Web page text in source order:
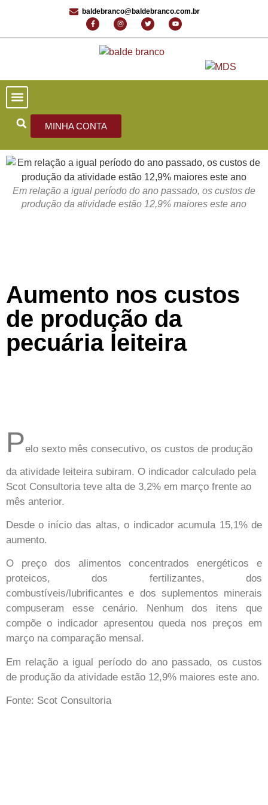
baldebranco@baldebranco.com.br
MINHA CONTA
Em relação a igual período do ano passado, os custos de
produção da atividade estão 12,9% maiores este ano
Aumento nos custos
de produção da
pecuária leiteira
Pelo sexto mês consecutivo, os custos de produção
da atividade leiteira subiram. O indicador calculado pela
Scot Consultoria teve alta de 3,2% em março frente ao
mês anterior.
Desde o início das altas, o indicador acumula 15,1% de
aumento.
O preço dos alimentos concentrados energéticos e
proteicos, dos fertilizantes, dos
combustíveis/lubrificantes e dos suplementos minerais
compuseram esse cenário. Nenhum dos itens que
compõe o indicador apresentou queda nos preços em
março na comparação mensal.
Em relação a igual período do ano passado, os custos
de produção da atividade estão 12,9% maiores este ano.
Fonte: Scot Consultoria